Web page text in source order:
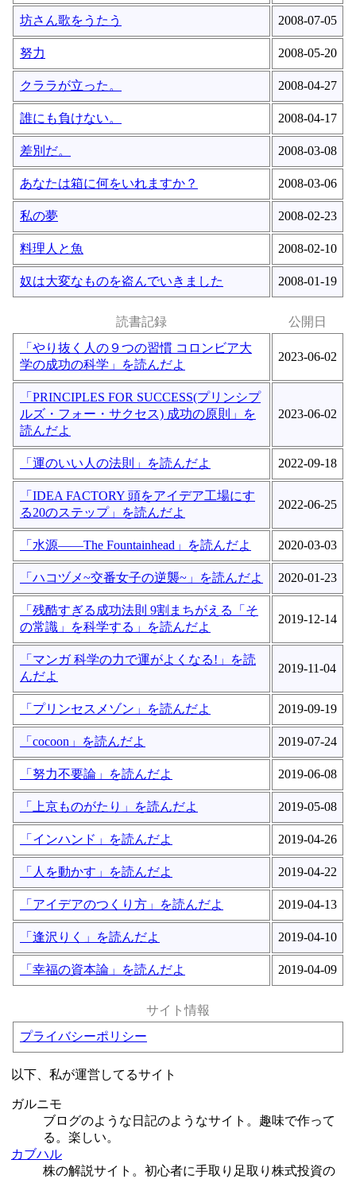
坊さん歌をうたう 2008-07-05
努力 2008-05-20
クララが立った。 2008-04-27
誰にも負けない。 2008-04-17
差別だ。 2008-03-08
あなたは箱に何をいれますか？ 2008-03-06
私の夢 2008-02-23
料理人と魚 2008-02-10
奴は大変なものを盗んでいきました 2008-01-19
読書記録
公開日
「やり抜く人の９つの習慣 コロンビア大
学の成功の科学」を読んだよ
2023-06-02
「PRINCIPLES FOR SUCCESS(プリンシプ
ルズ・フォー・サクセス) 成功の原則」を
読んだよ
2023-06-02
「運のいい人の法則」を読んだよ 2022-09-18
「IDEA FACTORY 頭をアイデア工場にす
る20のステップ」を読んだよ
2022-06-25
「水源――The Fountainhead」を読んだよ 2020-03-03
「ハコヅメ~交番女子の逆襲~」を読んだよ 2020-01-23
「残酷すぎる成功法則 9割まちがえる「そ
の常識」を科学する」を読んだよ
2019-12-14
「マンガ 科学の力で運がよくなる!」を読
んだよ
2019-11-04
「プリンセスメゾン」を読んだよ 2019-09-19
「cocoon」を読んだよ 2019-07-24
「努力不要論」を読んだよ 2019-06-08
「上京ものがたり」を読んだよ 2019-05-08
「インハンド」を読んだよ 2019-04-26
「人を動かす」を読んだよ 2019-04-22
「アイデアのつくり方」を読んだよ 2019-04-13
「逢沢りく」を読んだよ 2019-04-10
「幸福の資本論」を読んだよ 2019-04-09
サイト情報
プライバシーポリシー
以下、私が運営してるサイト
ガルニモ
ブログのような日記のようなサイト。趣味で作って
る。楽しい。
カブハル
株の解説サイト。初心者に手取り足取り株式投資の